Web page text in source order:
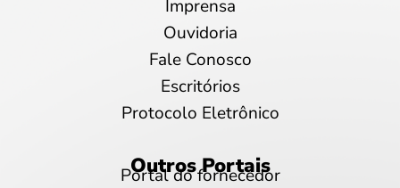
Imprensa
Ouvidoria
Fale Conosco
Escritórios
Protocolo Eletrônico
Outros Portais
Portal do fornecedor